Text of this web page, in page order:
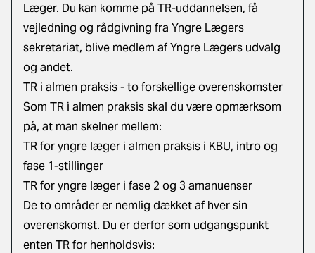
Læger. Du kan komme på TR-uddannelsen, få
vejledning og rådgivning fra Yngre Lægers
sekretariat, blive medlem af Yngre Lægers udvalg
og andet.
TR i almen praksis - to forskellige overenskomster
Som TR i almen praksis skal du være opmærksom
på, at man skelner mellem:
TR for yngre læger i almen praksis i KBU, intro og
fase 1-stillinger
TR for yngre læger i fase 2 og 3 amanuenser
De to områder er nemlig dækket af hver sin
overenskomst. Du er derfor som udgangspunkt
enten TR for henholdsvis: